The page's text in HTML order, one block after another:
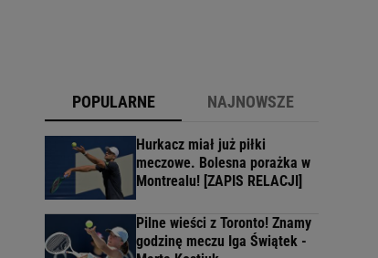
POPULARNE NAJNOWSZE
Hurkacz miał już piłki
meczowe. Bolesna porażka w
Montrealu! [ZAPIS RELACJI]
Pilne wieści z Toronto! Znamy
godzinę meczu Iga Świątek -